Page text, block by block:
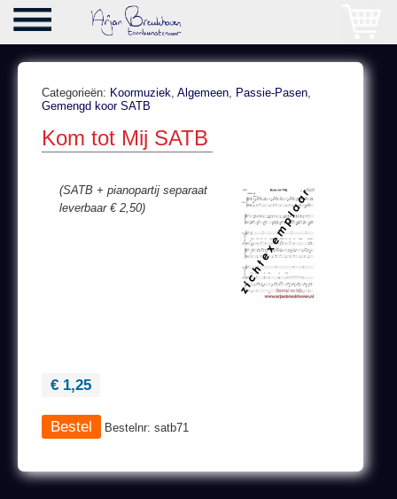
Categorieën: Koormuziek, Algemeen, Passie-Pasen,
Gemengd koor SATB
Kom tot Mij SATB
(SATB + pianopartij separaat
leverbaar € 2,50)
€ 1,25
Bestelnr: satb71